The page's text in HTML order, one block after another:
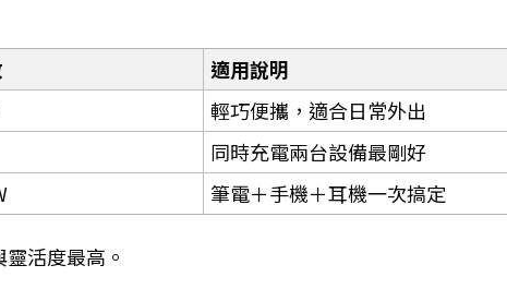
適用說明
輕巧便攜，適合日常外出
同時充電兩台設備最剛好
筆電＋手機＋耳機一次搞定
活度最高。